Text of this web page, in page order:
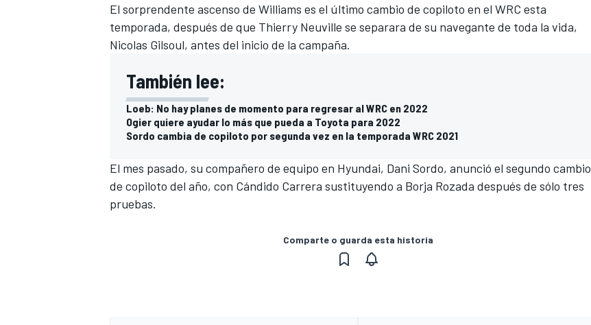
MÁS CATEGORÍAS
El sorprendente ascenso de Williams es el último cambio de copiloto en el WRC esta
temporada, después de que Thierry Neuville se separara de su navegante de toda la vida,
Nicolas Gilsoul, antes del inicio de la campaña.
También lee:
Loeb: No hay planes de momento para regresar al WRC en 2022
Ogier quiere ayudar lo más que pueda a Toyota para 2022
Sordo cambia de copiloto por segunda vez en la temporada WRC 2021
El mes pasado, su compañero de equipo en Hyundai, Dani Sordo, anunció el segundo cambio
de copiloto del año, con Cándido Carrera sustituyendo a Borja Rozada después de sólo tres
pruebas.
Comparte o guarda esta historia